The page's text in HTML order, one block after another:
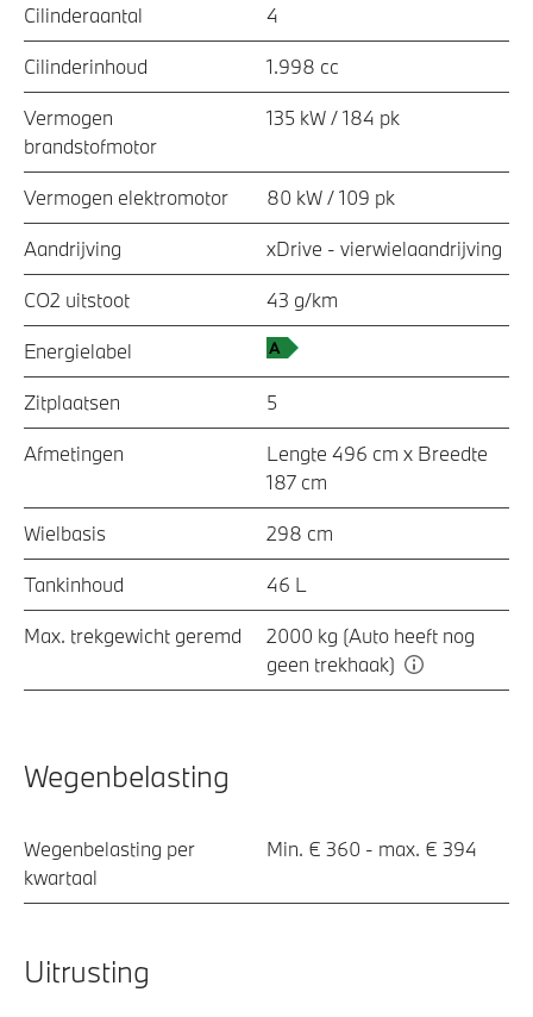
Cilinderaantal 4
Cilinderinhoud 1.998 cc
Vermogen
brandstofmotor
135 kW / 184 pk
Vermogen elektromotor 80 kW / 109 pk
Aandrijving xDrive - vierwielaandrijving
CO2 uitstoot 43 g/km
Energielabel
Zitplaatsen 5
Afmetingen
Lengte 496 cm x Breedte
187 cm
Wielbasis 298 cm
Tankinhoud 46 L
Max. trekgewicht geremd
2000 kg (Auto heeft nog
geen trekhaak)
Wegenbelasting
Wegenbelasting per
kwartaal
Min. € 360 - max. € 394
Uitrusting